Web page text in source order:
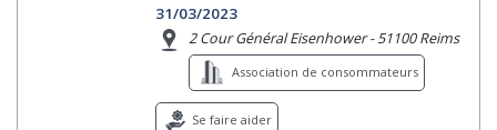
31/03/2023
2 Cour Général Eisenhower - 51100 Reims
Association de consommateurs
Se faire aider